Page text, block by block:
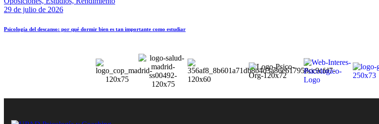
29 de julio de 2026
Psicología del descanso: por qué dormir bien es tan importante como estudiar